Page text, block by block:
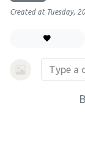
Created at Tuesday,